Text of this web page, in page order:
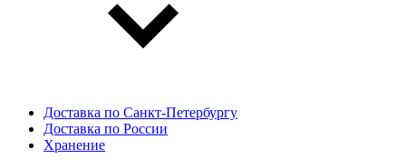
Доставка по Санкт-Петербургу
Доставка по России
Хранение